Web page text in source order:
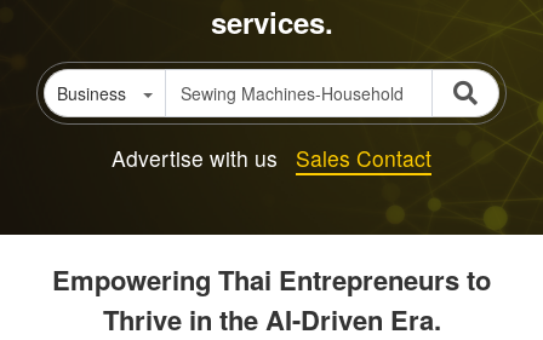
services.
Business
Advertise with us Sales Contact
Empowering Thai Entrepreneurs to
Thrive in the AI-Driven Era.